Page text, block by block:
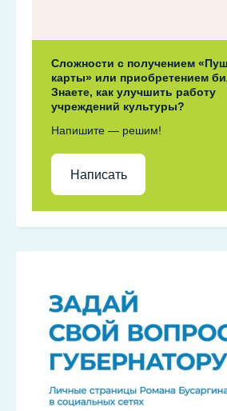
Сложности с получением
карты» или приобретением
Знаете, как улучшить работу
учреждений культуры?
Напишите — решим!
Написать